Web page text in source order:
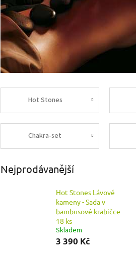
Hot Stones
Chakra-set
Nejprodávanější
Hot Stones Lávové
kameny - Sada v
bambusové krabičce
18 ks
Skladem
3 390 Kč